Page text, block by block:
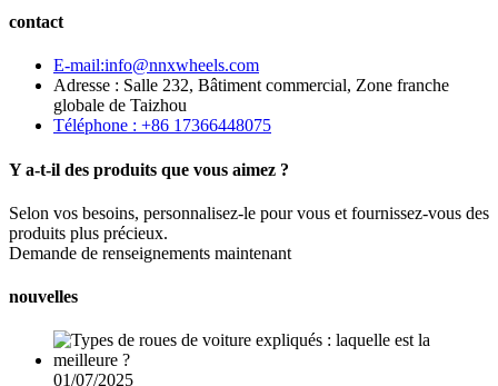
contact
E-mail:info@nnxwheels.com
Adresse : Salle 232, Bâtiment commercial, Zone franche
globale de Taizhou
Téléphone : +86 17366448075
Y a-t-il des produits que vous aimez ?
Selon vos besoins, personnalisez-le pour vous et fournissez-vous des
produits plus précieux.
Demande de renseignements maintenant
nouvelles
01/07/2025